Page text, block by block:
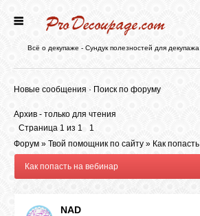
БЛОГ
ФОРУМ
СТАТЬИ
Всё о декупаже - Сундук полезностей для декупажа
Новые сообщения · Поиск по форуму
Архив - только для чтения
Страница 1 из 1
1
Форум » Твой помощник по сайту » Как
Как попасть на вебинар
NAD